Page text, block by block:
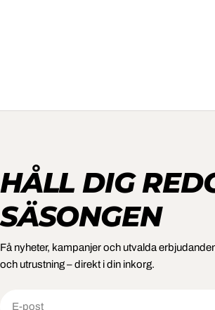
HÅLL DIG
SÄSONGEN
Få nyheter, kampanjer och utvalda
och utrustning – direkt i din inkorg.